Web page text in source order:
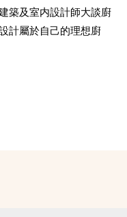
築及室内設計師大談廚
計屬於自己的理想廚